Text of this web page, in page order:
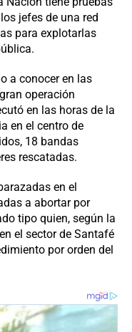
jefes de una red
para explotarlas
a conocer en las
operación
en las horas de la
en el centro de
18 bandas
rescatadas.
en el
a abortar por
tipo quien, según la
el sector de Santafé
por orden del